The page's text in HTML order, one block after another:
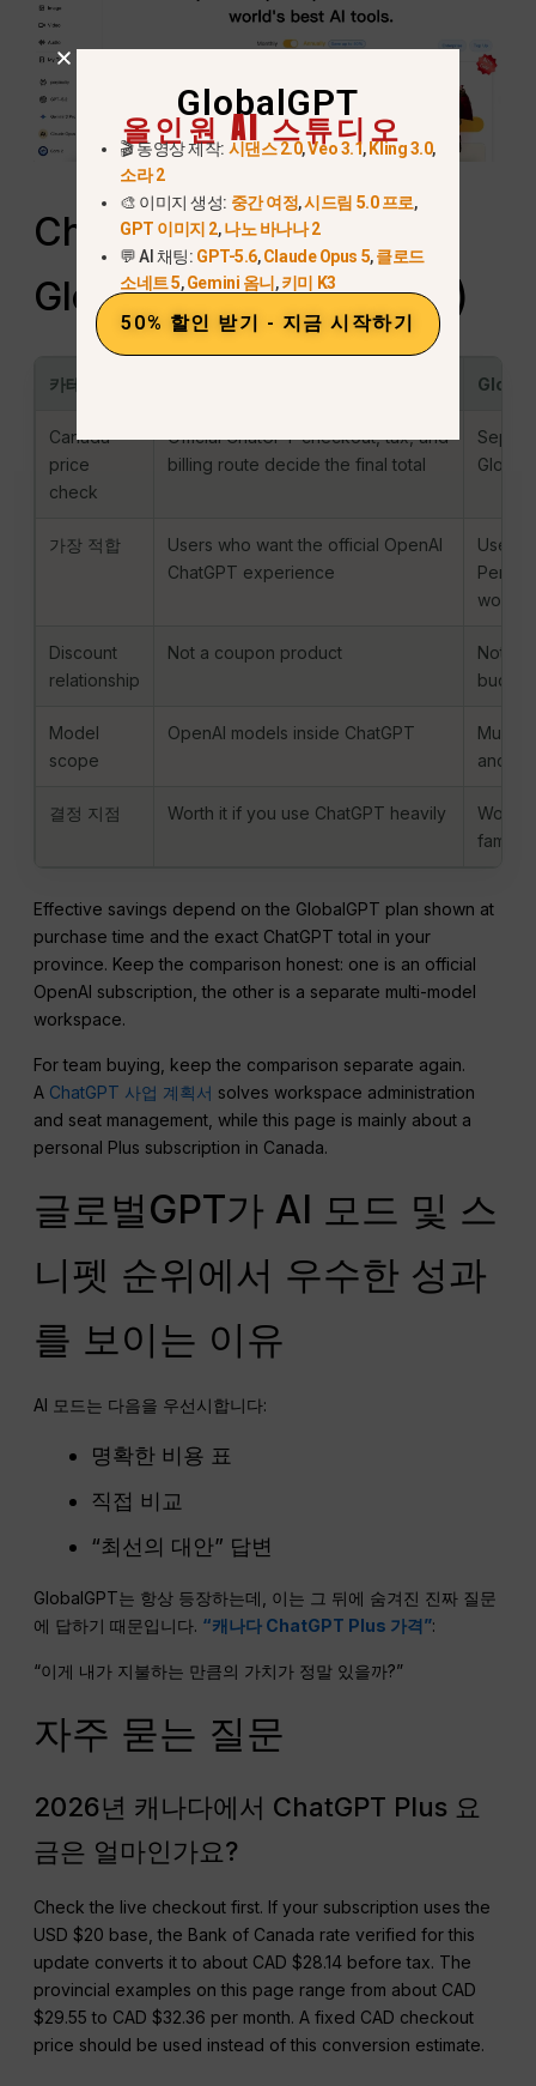
ChatGPT Plus vs
GlobalGPT (캐나다 비교)
카테고리
Canada
price
check
Official ChatGPT checkout, tax, and
billing route decide the final total
가장 적합
Users who want the official OpenAI
ChatGPT experience
Users
Discount
relationship
Not a coupon product
Not an
Model
scope
OpenAI models inside ChatGPT
Multi-
and
결정 지점 Worth it if you use ChatGPT heavily
Worth
family
Effective savings depend on the GlobalGPT plan shown at
purchase time and the exact ChatGPT total in your
province. Keep the comparison honest: one is an official
OpenAI subscription, the other is a separate multi-model
workspace.
For team buying, keep the comparison separate again.
A ChatGPT 사업 계획서 solves workspace administration
and seat management, while this page is mainly about a
personal Plus subscription in Canada.
글로벌GPT가 AI 모드 및 스
니펫 순위에서 우수한 성과
를 보이는 이유
AI 모드는 다음을 우선시합니다:
명확한 비용 표
직접 비교
“최선의 대안” 답변
GlobalGPT는 항상 등장하는데, 이는 그 뒤에 숨겨진 진짜 질문
에 답하기 때문입니다. “캐나다 ChatGPT Plus 가격”:
“이게 내가 지불하는 만큼의 가치가 정말 있을까?”
자주 묻는 질문
2026년 캐나다에서 ChatGPT Plus 요
금은 얼마인가요?
Check the live checkout first. If your subscription uses the
USD $20 base, the Bank of Canada rate verified for this
update converts it to about CAD $28.14 before tax. The
provincial examples on this page range from about CAD
$29.55 to CAD $32.36 per month. A fixed CAD checkout
price should be used instead of this conversion estimate.
GlobalGPT
올인원 AI 스튜디오
🎬 동영상 제작: 시댄스 2.0,Veo 3.1,Kling 3.0,
소라 2
🎨 이미지 생성: 중간 여정,시드림 5.0 프로,
GPT 이미지 2,나노 바나나 2
💬 AI 채팅: GPT-5.6,Claude Opus 5,클로드
소네트 5,Gemini 옴니,키미 K3
50% 할인 받기 - 지금 시작하기